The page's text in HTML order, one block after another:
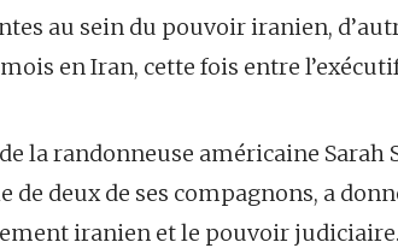
au sein du pouvoir iranien,
en Iran, cette fois entre
la randonneuse américaine Sarah
de deux de ses compagnons, a
iranien et le pouvoir